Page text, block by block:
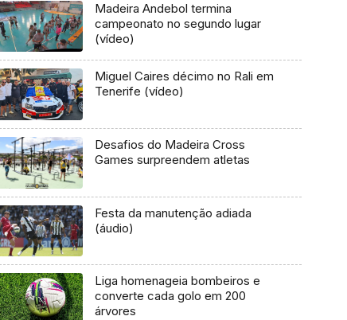
Madeira Andebol termina
campeonato no segundo lugar
(vídeo)
Miguel Caires décimo no Rali em
Tenerife (vídeo)
Desafios do Madeira Cross
Games surpreendem atletas
Festa da manutenção adiada
(áudio)
Liga homenageia bombeiros e
converte cada golo em 200
árvores